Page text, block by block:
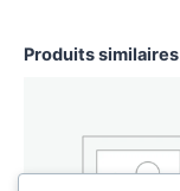
Produits similaires